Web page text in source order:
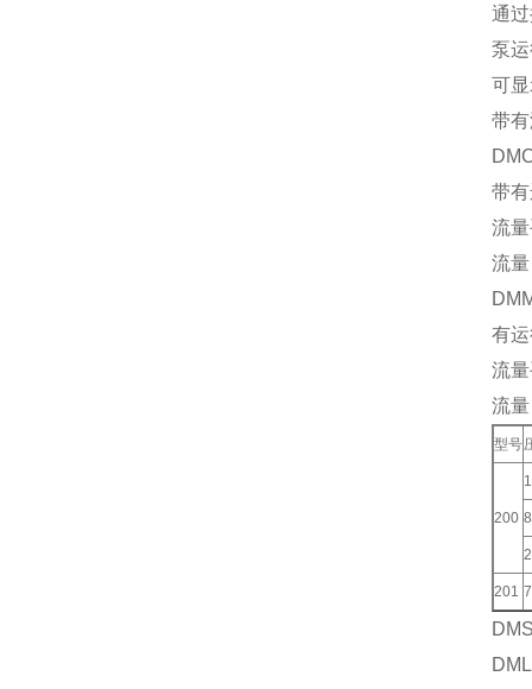
通
泵
可
带
带
流
流
有
流
流
型号
200 8
2
201 7